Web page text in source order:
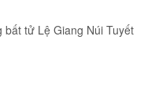
bất tử Lệ Giang Núi Tuyết